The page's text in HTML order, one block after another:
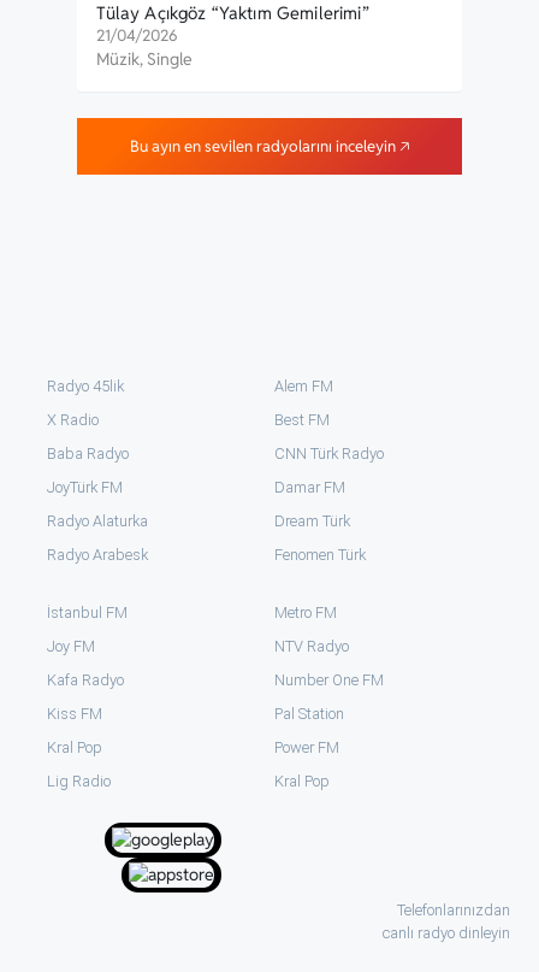
Tülay Açıkgöz “Yaktım Gemilerimi”
Yayınlandı
21/04/2026
Müzik, Single
Bu ayın en sevilen radyolarını inceleyin 🡥
Radyo 45lik
X Radio
Baba Radyo
JoyTürk FM
Radyo Alaturka
Radyo Arabesk
Alem FM
Best FM
CNN Türk Radyo
Damar FM
Dream Türk
Fenomen Türk
İstanbul FM
Joy FM
Kafa Radyo
Kiss FM
Kral Pop
⁠Lig Radio
Metro FM
NTV Radyo
Number One FM
Pal Station
Power FM
Kral Pop
Telefonlarınızdan
canlı radyo dinleyin